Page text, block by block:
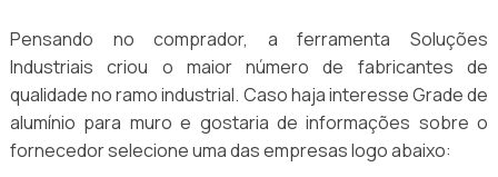
Pensando no comprador, a ferramenta Soluções
Industriais criou o maior número de fabricantes de
qualidade no ramo industrial. Caso haja interesse Grade de
alumínio para muro e gostaria de informações sobre o
fornecedor selecione uma das empresas logo abaixo: